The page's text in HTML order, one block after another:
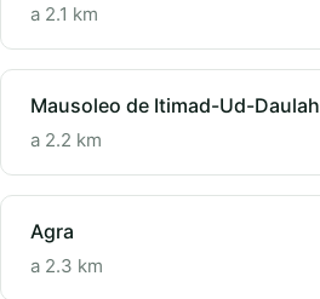
a 2.1 km
Mausoleo de Itimad-Ud-Daulah
a 2.2 km
Agra
a 2.3 km